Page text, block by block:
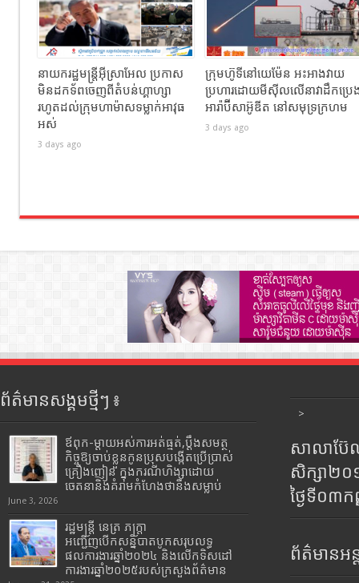
នាយករដ្ឋមន្ត្រីអ៊ីស្រាអែល ប្រកាស
មិនដកទ័ពចេញពីតំបន់ហ្គាហ្សា
រហូតដល់ក្រុមហាម៉ាសទម្លាក់អាវុធ
អស់
3 days ago
ក្រុមហ៊ូទីនៅយេម៉ែន អះអាងវាយ
ប្រហារដោយមីស៊ីលលើនាវាដឹកប្រេ
អារ៉ាប៊ីសាអ៊ូឌីត នៅសមុទ្រក្រហម
3 days ago
ព័ត៌មានសង្គមថ្មីៗ ៖
ឪពុក-ម្ដាយអស់ការអត់ធ្មត់,ប្ដឹងសមត្ថ
កិច្ចឱ្យចាប់ខ្លួនកូនប្រុសបង្កើតប្រើប្រាស់
គ្រឿងញៀន ក្នុងករណីហិង្សាដោយ
ចេតនានិងគំរាមកំហែងថានឹងសម្លាប់
June 3, 2026
រដ្ឋមន្រ្តី​ នេត្រ​ ភក្ត្រា​
អញ្ជើញបើកសន្និបាតបូកសរុបលទ្ធ
ផលការងារឆ្នាំ២០២៤ និងលើកទិសដៅ
ការងារឆ្នាំ២០២៥របស់​ក្រសួង​ព័ត៌មាន​
>
សាលាប៊ែ
សិក្សា២
ថ្ងៃទី០៣
ព័ត៌មានអន្